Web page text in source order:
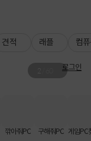
견적 래플 컴
로그인
깎아줘PC 구해줘PC 게임PC